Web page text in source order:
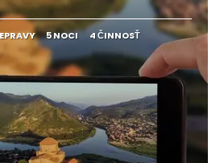
5 NOCI 4 ČINNOSŤ